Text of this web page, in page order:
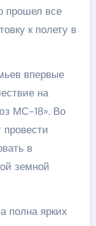
прошел все
к полету в
впервые
на
МС-18». Во
в
земной
полна ярких